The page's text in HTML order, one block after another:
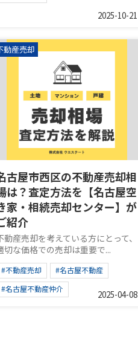
2025-10-21
動産売却
古屋市西区の不動産売却相
は？査定方法を【名古屋空
家・相続売却センター】が
紹介
動産売却を考えている方にとって、
切な価格での売却は重要で...
#不動産売却
#名古屋不動産
#名古屋不動産仲介
2025-04-08